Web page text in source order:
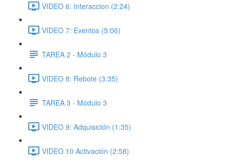
VIDEO 6: Interaccion (2:24)
VIDEO 7: Eventos (5:06)
TAREA 2 - Módulo 3
VIDEO 8: Rebote (3:35)
TAREA 3 - Módulo 3
VIDEO 9: Adquisición (1:35)
VIDEO 10 Activación (2:58)